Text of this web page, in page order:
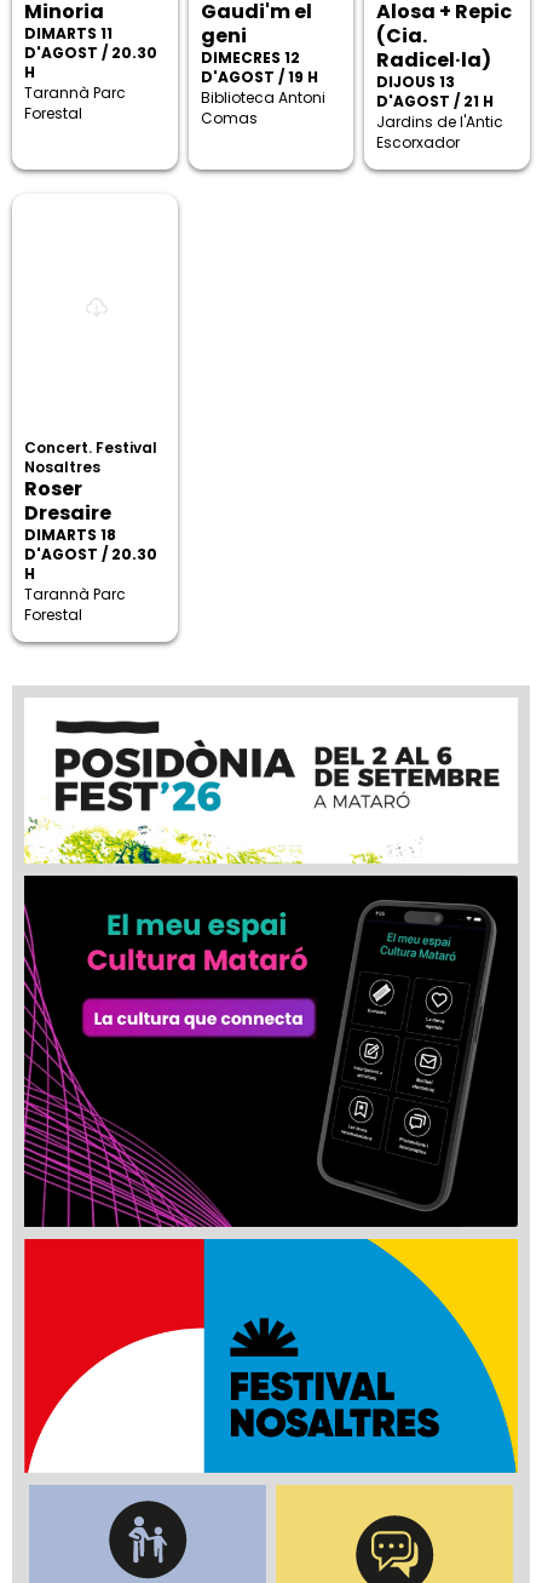
Minoria
DIMARTS 11
D'AGOST / 20.30
H
Tarannà Parc
Forestal
Gaudi'm el
geni
DIMECRES 12
D'AGOST / 19 H
Biblioteca Antoni
Comas
Alosa + Repic
(Cia.
Radicel·la)
DIJOUS 13
D'AGOST / 21 H
Jardins de l'Antic
Escorxador
Concert. Festival
Nosaltres
Roser
Dresaire
DIMARTS 18
D'AGOST / 20.30
H
Tarannà Parc
Forestal